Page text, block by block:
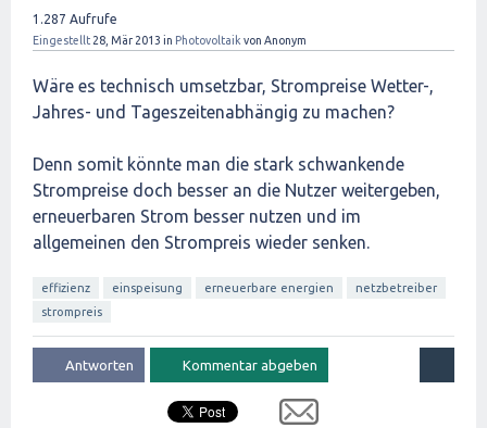
1.287 Aufrufe
Eingestellt 28, Mär 2013 in Photovoltaik von Anonym
Wäre es technisch umsetzbar, Strompreise Wetter-,
Jahres- und Tageszeitenabhängig zu machen?
Denn somit könnte man die stark schwankende
Strompreise doch besser an die Nutzer weitergeben,
erneuerbaren Strom besser nutzen und im
allgemeinen den Strompreis wieder senken.
effizienz einspeisung erneuerbare energien
netzbetreiber
strompreis